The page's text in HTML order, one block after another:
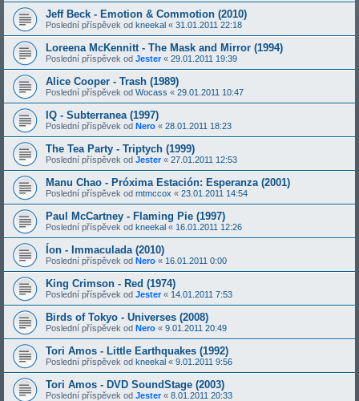
Jeff Beck - Emotion & Commotion (2010)
Poslední příspěvek od kneekal « 31.01.2011 22:18
Loreena McKennitt - The Mask and Mirror (1994)
Poslední příspěvek od Jester« 29.01.2011 19:39
Alice Cooper - Trash (1989)
Poslední příspěvek od Wocass « 29.01.2011 10:47
IQ - Subterranea (1997)
Poslední příspěvek od Nero « 28.01.2011 18:23
The Tea Party - Triptych (1999)
Poslední příspěvek od Jester« 27.01.2011 12:53
Manu Chao - Próxima Estación: Esperanza (2001)
Poslední příspěvek od mtmccox « 23.01.2011 14:54
Paul McCartney - Flaming Pie (1997)
Poslední příspěvek od kneekal « 16.01.2011 12:26
Íon - Immaculada (2010)
Poslední příspěvek od Nero « 16.01.2011 0:00
King Crimson - Red (1974)
Poslední příspěvek od Jester« 14.01.2011 7:53
Birds of Tokyo - Universes (2008)
Poslední příspěvek od Nero « 9.01.2011 20:49
Tori Amos - Little Earthquakes (1992)
Poslední příspěvek od kneekal « 9.01.2011 9:56
Tori Amos - DVD SoundStage (2003)
Poslední příspěvek od Jester« 8.01.2011 20:33